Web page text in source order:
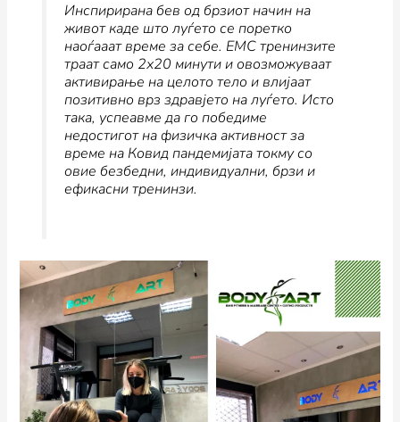
Инспирирана бев од брзиот начин на
живот каде што луѓето се поретко
наоѓааат време за себе. ЕМС тренинзите
траат само 2х20 минути и овозможуваат
активирање на целото тело и влијаат
позитивно врз здравјето на луѓето. Исто
така, успеавме да го победиме
недостигот на физичка активност за
време на Ковид пандемијата токму со
овие безбедни, индивидуални, брзи и
ефикасни тренинзи.